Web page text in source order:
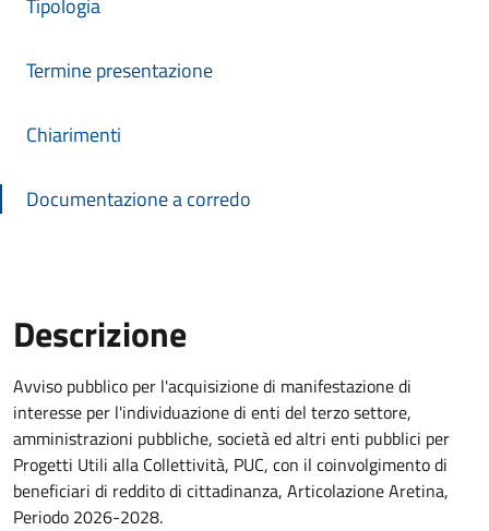
Tipologia
Termine presentazione
Chiarimenti
Documentazione a corredo
Descrizione
Descrizione Bando
Avviso pubblico per l'acquisizione di manifestazione di
interesse per l'individuazione di enti del terzo settore,
amministrazioni pubbliche, società ed altri enti pubblici per
Progetti Utili alla Collettività, PUC, con il coinvolgimento di
beneficiari di reddito di cittadinanza, Articolazione Aretina,
Periodo 2026-2028.